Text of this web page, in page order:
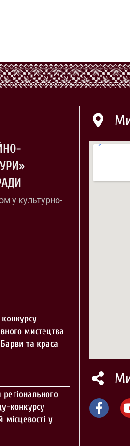
у культурно-
мистецтва
та краса
конкурсу
місцевості у